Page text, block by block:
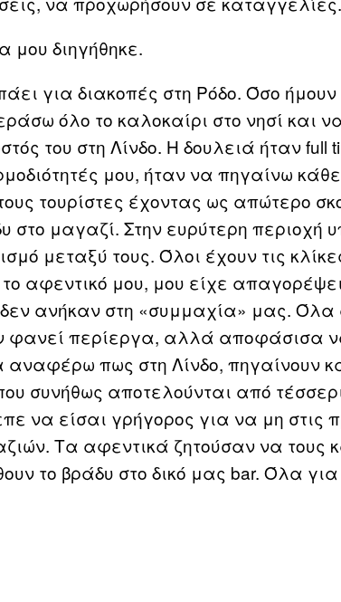
διηγήθηκε.
για διακοπές στη Ρόδο. Όσο
όλο το καλοκαίρι στο νησί και
του στη Λίνδο. Η δουλειά ήταν full
μου, ήταν να πηγαίνω
τουρίστες έχοντας ως απώτερο
στο μαγαζί. Στην ευρύτερη περιοχή
μεταξύ τους. Όλοι έχουν τις
αφεντικό μου, μου είχε
ανήκαν στη «συμμαχία» μας. Όλα
φανεί περίεργα, αλλά αποφάσισα
αναφέρω πως στη Λίνδο, πηγαίνουν
συνήθως αποτελούνται από
να είσαι γρήγορος για να μη στις
Τα αφεντικά ζητούσαν να τους
το βράδυ στο δικό μας bar. Όλα